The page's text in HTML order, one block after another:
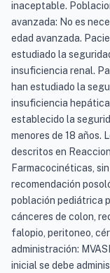
inaceptable.
avanzada: No es
edad avanzada.
estudiado la
insuficiencia renal.
han estudiado la
insuficiencia
establecido la
menores de 18 años.
descritos en
Farmacocinéticas,
recomendación
población pediátrica
cánceres de colon,
falopio, peritoneo,
administración:
inicial se debe